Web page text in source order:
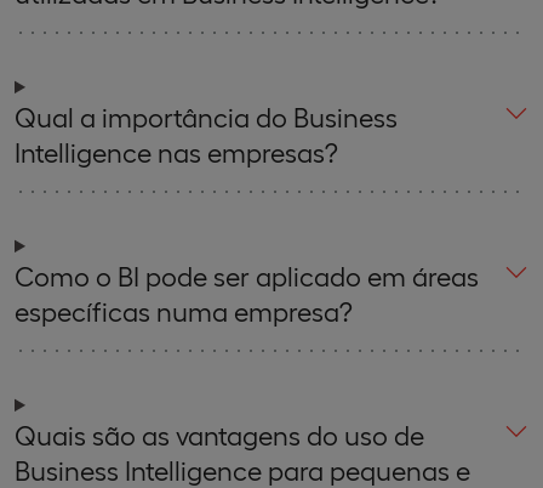
Qual a importância do Business
Intelligence nas empresas?
Como o BI pode ser aplicado em áreas
específicas numa empresa?
Quais são as vantagens do uso de
Business Intelligence para pequenas e